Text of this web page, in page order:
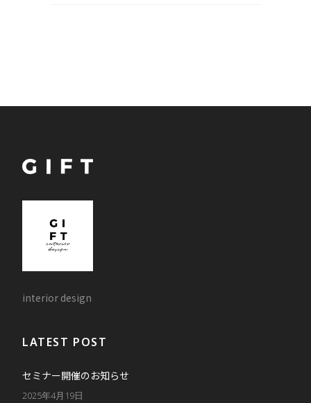
interior design
LATEST POST
セミナー開催のお知らせ
2025年4月19日